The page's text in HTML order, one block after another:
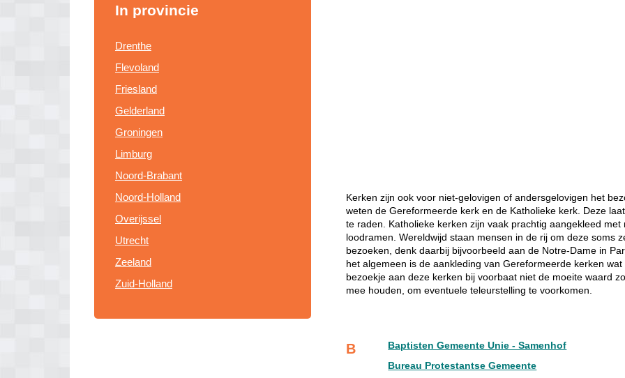
In provincie
Drenthe
Flevoland
Friesland
Gelderland
Groningen
Limburg
Noord-Brabant
Noord-Holland
Overijssel
Utrecht
Zeeland
Zuid-Holland
Kerken zijn ook voor niet-gelovigen of andersgelovigen het
weten de Gereformeerde kerk en de Katholieke kerk. Deze
te raden. Katholieke kerken zijn vaak prachtig aangekleed
loodramen. Wereldwijd staan mensen in de rij om deze soms
bezoeken, denk daarbij bijvoorbeeld aan de Notre-Dame in
het algemeen is de aankleding van Gereformeerde kerken
bezoekje aan deze kerken bij voorbaat niet de moeite waard
mee houden, om eventuele teleurstelling te voorkomen.
B
Baptisten Gemeente Unie - Samenhof
Bureau Protestantse Gemeente